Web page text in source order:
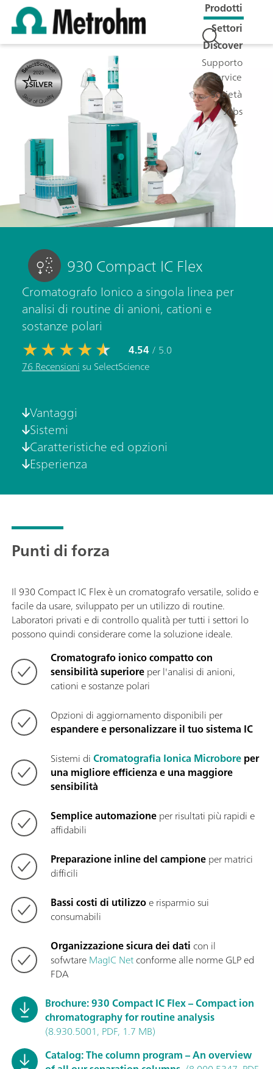
Prodotti
Settori
Discover
Supporto
& Service
Società
Jobs
930 Compact IC Flex
Cromatografo Ionico a singola linea per
analisi di routine di anioni, cationi e
sostanze polari
4.54/ 5.0
76 Recensionisu SelectScience
Vantaggi
Sistemi
Caratteristiche ed opzioni
Esperienza
Punti di forza
Il 930 Compact IC Flex è un cromatografo versatile, solido e
facile da usare, sviluppato per un utilizzo di routine.
Laboratori privati e di controllo qualità per tutti i settori lo
possono quindi considerare come la soluzione ideale.
Cromatografo ionico compatto con
sensibilità superioreper l'analisi di anioni,
cationi e sostanze polari
Opzioni di aggiornamento disponibili per
espandere e personalizzare il tuo sistema IC
Sistemi diCromatografia Ionica Microboreper
una migliore efficienza e una maggiore
sensibilità
Semplice automazioneper risultati più rapidi e
affidabili
Preparazione inline del campioneper matrici
difficili
Bassi costi di utilizzoe risparmio sui
consumabili
Organizzazione sicura dei dati con il
sofwtareMagIC Netconforme alle norme GLP ed
FDA
Brochure: 930 Compact IC Flex – Compact ion
chromatography for routine analysis
(8.930.5001, PDF, 1.7 MB)
Catalog: The column program – An overview